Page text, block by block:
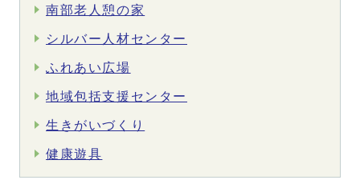
南部老人憩の家
シルバー人材センター
ふれあい広場
地域包括支援センター
生きがいづくり
健康遊具